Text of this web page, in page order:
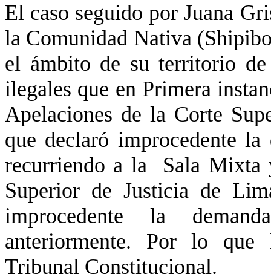
El caso seguido por Juana
la Comunidad Nativa
el ámbito de su territorio
ilegales que en Primera
Apelaciones de la Corte
que declaró improcedente
recurriendo a la
Sala Mixta
Superior de Justicia de
improcedente la
anteriormente. Por lo que
Tribunal Constitucional.